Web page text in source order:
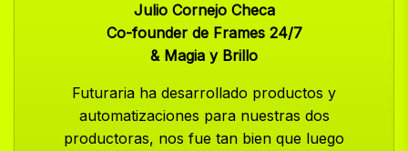
Julio Cornejo Checa
Co-founder de Frames 24/7
& Magia y Brillo
Futuraria ha desarrollado productos y
automatizaciones para nuestras dos
productoras, nos fue tan bien que luego